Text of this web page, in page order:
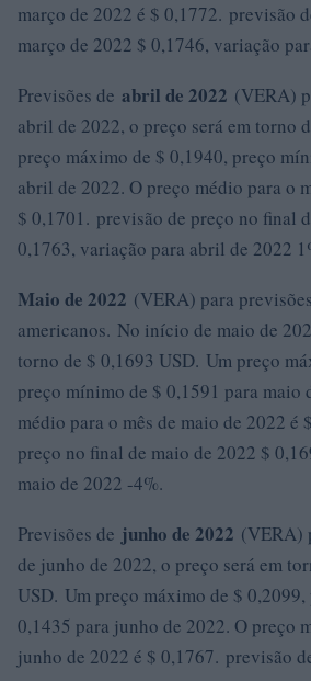
março de 2022 é $ 0,1772. previsão
março de 2022 $ 0,1746, variação
Previsões de abril de 2022 (VERA)
abril de 2022, o preço será em torno
preço máximo de $ 0,1940, preço
abril de 2022. O preço médio para o
$ 0,1701. previsão de preço no final
0,1763, variação para abril de 2022
Maio de 2022 (VERA) para
americanos. No início de maio de
torno de $ 0,1693 USD. Um preço
preço mínimo de $ 0,1591 para maio
médio para o mês de maio de 2022 é
preço no final de maio de 2022 $
maio de 2022 -4%.
Previsões de junho de 2022 (VERA)
de junho de 2022, o preço será em
USD. Um preço máximo de $
0,1435 para junho de 2022. O preço
junho de 2022 é $ 0,1767. previsão